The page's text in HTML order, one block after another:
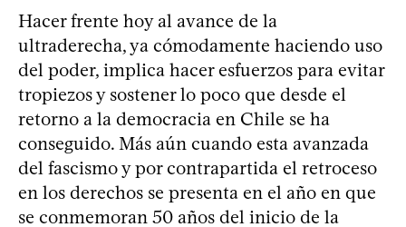
Hacer frente hoy al avance de la
ultraderecha, ya cómodamente haciendo uso
del poder, implica hacer esfuerzos para evitar
tropiezos y sostener lo poco que desde el
retorno a la democracia en Chile se ha
conseguido. Más aún cuando esta avanzada
del fascismo y por contrapartida el retroceso
en los derechos se presenta en el año en que
se conmemoran 50 años del inicio de la